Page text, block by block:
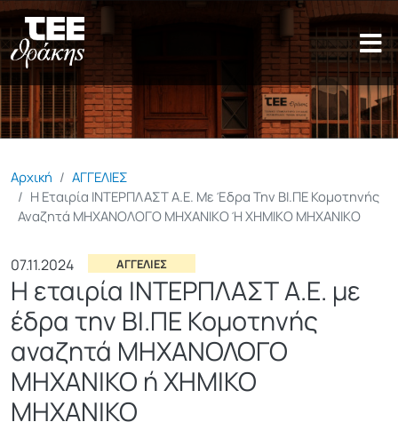
Παράκαμψη προς το κυρίως
Αρχική
ΑΓΓΕΛΙΕΣ
Η Εταιρία ΙΝΤΕΡΠΛΑΣΤ Α.Ε. Με Έδρα Την ΒΙ.ΠΕ Κομοτηνής
Αναζητά ΜΗΧΑΝΟΛΟΓΟ ΜΗΧΑΝΙΚΟ Ή ΧΗΜΙΚΟ ΜΗΧΑΝΙΚΟ
07.11.2024 ΑΓΓΕΛΙΕΣ
Η εταιρία ΙΝΤΕΡΠΛΑΣΤ Α.Ε. με
έδρα την ΒΙ.ΠΕ Κομοτηνής
αναζητά ΜΗΧΑΝΟΛΟΓΟ
ΜΗΧΑΝΙΚΟ ή ΧΗΜΙΚΟ
ΜΗΧΑΝΙΚΟ